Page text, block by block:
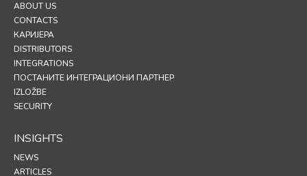
ABOUT US
CONTACTS
КАРИЈЕРА
DISTRIBUTORS
INTEGRATIONS
ПОСТАНИТЕ ИНТЕГРАЦИОНИ ПАРТНЕР
IZLOŽBE
SECURITY
INSIGHTS
NEWS
ARTICLES